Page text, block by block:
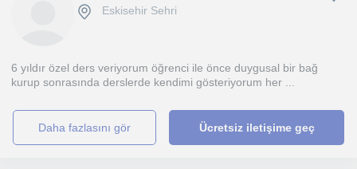
Eskisehir Sehri
6 yıldır özel ders veriyorum öğrenci ile önce duygusal bir bağ
kurup sonrasında derslerde kendimi gösteriyorum her ...
daha fazlasını gör Ücretsiz iletişime geç